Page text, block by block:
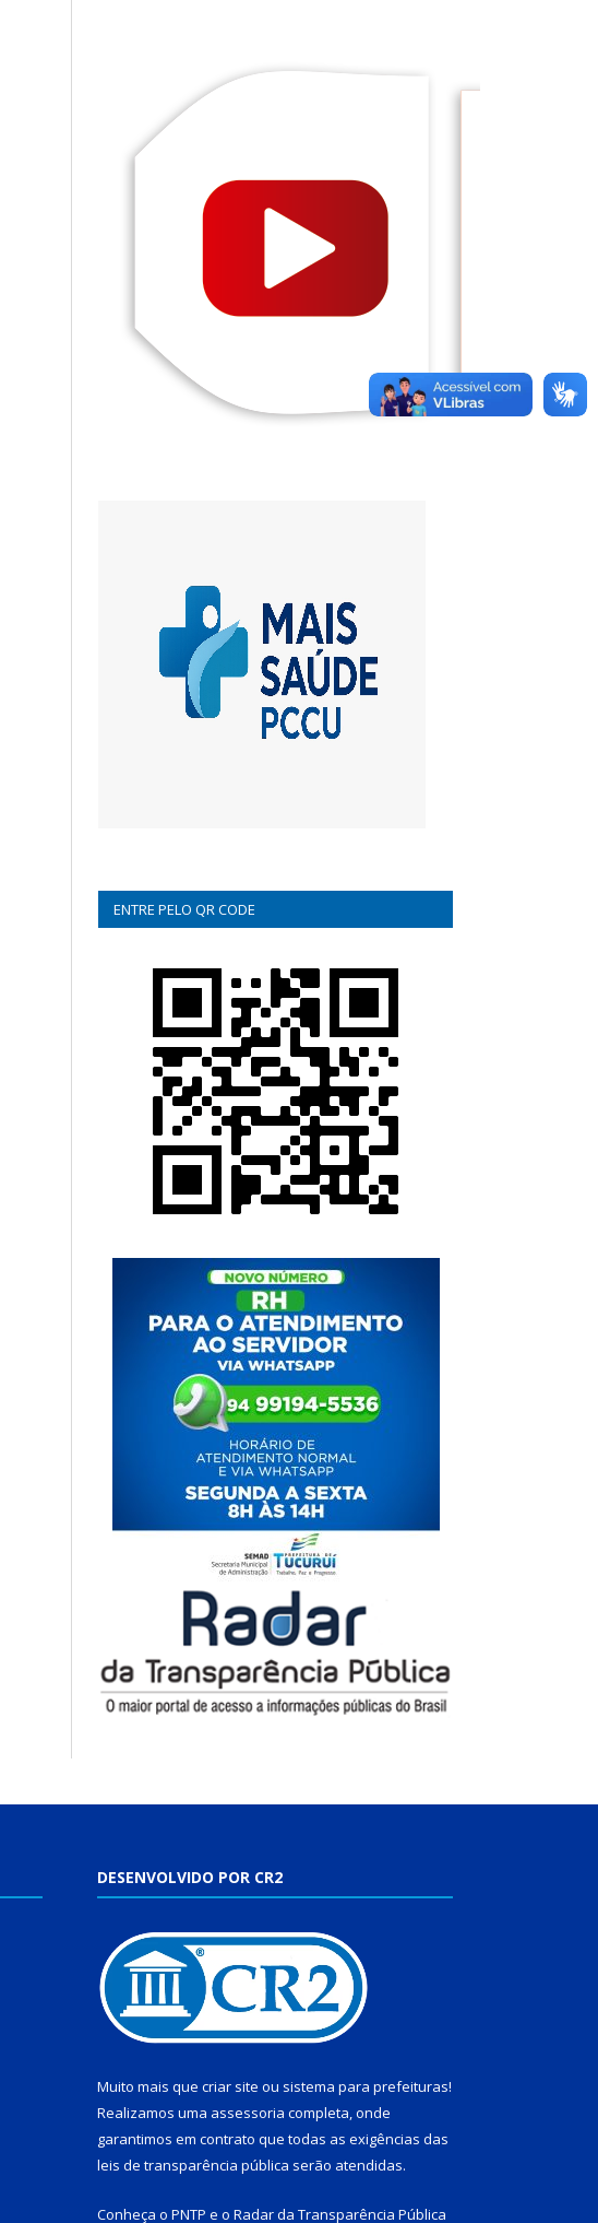
ENTRE PELO QR CODE
DESENVOLVIDO POR CR2
Muito mais que criar site ou sistema para prefeituras!
Realizamos uma assessoria completa, onde
garantimos em contrato que todas as exigências das
leis de transparência pública serão atendidas.
Conheça o PNTP e o Radar da Transparência Pública